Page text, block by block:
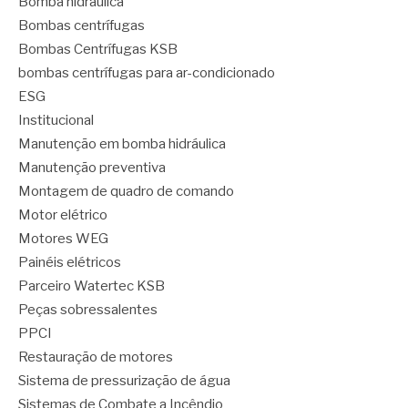
Bombas centrífugas
Bombas Centrífugas KSB
bombas centrífugas para ar-condicionado
ESG
Institucional
Manutenção em bomba hidráulica
Manutenção preventiva
Montagem de quadro de comando
Motor elétrico
Motores WEG
Painéis elétricos
Parceiro Watertec KSB
Peças sobressalentes
PPCI
Restauração de motores
Sistema de pressurização de água
Sistemas de Combate a Incêndio